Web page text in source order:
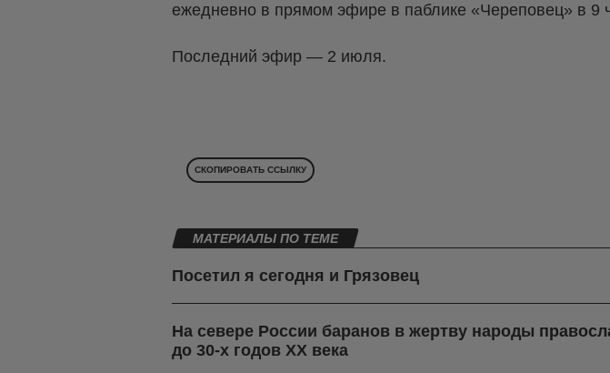
ежедневно в прямом эфире в паблике «Череповец» в 9
Последний эфир — 2 июля.
СКОПИРОВАТЬ ССЫЛКУ
МАТЕРИАЛЫ ПО ТЕМЕ
Посетил я сегодня и Грязовец
На севере России баранов в жертву народы
до 30-х годов ХХ века